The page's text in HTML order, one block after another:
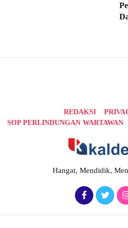
REDAKSI
SOP PERLINDUNGAN WARTAWAN
Hangat, Mendidik,